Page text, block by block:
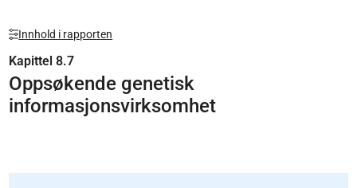
Innhold i rapporten
Kapittel 8.7
Oppsøkende genetisk
informasjonsvirksomhet